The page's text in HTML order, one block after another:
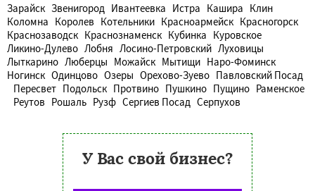
Зарайск Звенигород Ивантеевка Истра Кашира Клин
Коломна Королев Котельники Красноармейск Красногорск
Краснозаводск Краснознаменск Кубинка Куровское
Ликино-Дулево Лобня Лосино-Петровский Луховицы
Лыткарино Люберцы Можайск Мытищи Наро-Фоминск
Ногинск Одинцово Озеры Орехово-Зуево Павловский Посад
Пересвет Подольск Протвино Пушкино Пущино Раменское
Реутов Рошаль Рузф Сергиев Посад Серпухов
У Вас свой бизнес?